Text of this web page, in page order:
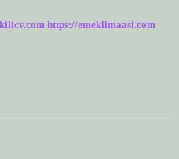
https://emeklimaasi.com